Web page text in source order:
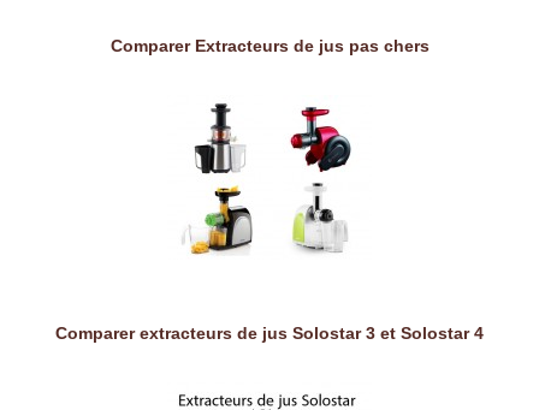
Comparer Extracteurs de jus pas chers
Comparer extracteurs de jus Solostar 3 et Solostar 4